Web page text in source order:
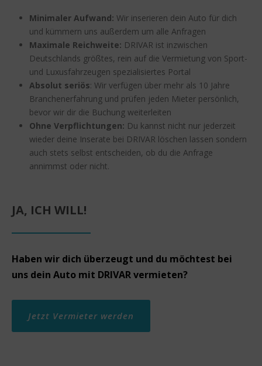
Minimaler Aufwand: Wir inserieren dein Auto für dich
und kümmern uns außerdem um alle Anfragen
Maximale Reichweite: DRIVAR ist inzwischen
Deutschlands größtes, rein auf die Vermietung von Sport-
und Luxusfahrzeugen spezialisiertes Portal
Absolut seriös: Wir verfügen über mehr als 10 Jahre
Branchenerfahrung und prüfen jeden Mieter persönlich,
bevor wir dir die Buchung weiterleiten
Ohne Verpflichtungen: Du kannst nicht nur jederzeit
wieder deine Inserate bei DRIVAR löschen lassen sondern
auch stets selbst entscheiden, ob du die Anfrage
annimmst oder nicht.
JA, ICH WILL!
Haben wir dich überzeugt und du möchtest bei
uns dein Auto mit DRIVAR vermieten?
Jetzt Vermieter werden